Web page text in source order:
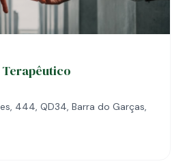
444, QD34, Barra do Garças,